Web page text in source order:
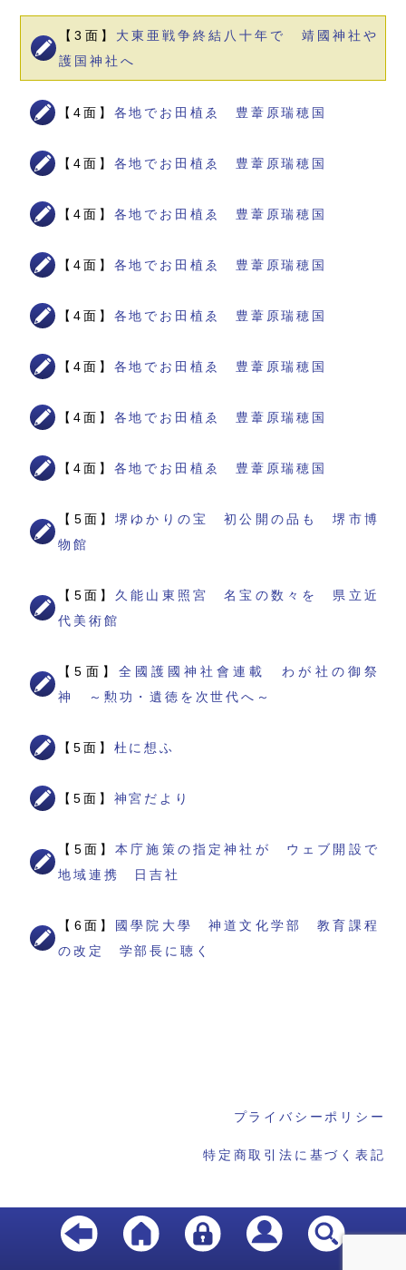
【3面】 大東亜戦争終結八十年で 靖國神社や
護国神社へ
【4面】 各地でお田植ゑ 豊葦原瑞穂国
【4面】 各地でお田植ゑ 豊葦原瑞穂国
【4面】 各地でお田植ゑ 豊葦原瑞穂国
【4面】 各地でお田植ゑ 豊葦原瑞穂国
【4面】 各地でお田植ゑ 豊葦原瑞穂国
【4面】 各地でお田植ゑ 豊葦原瑞穂国
【4面】 各地でお田植ゑ 豊葦原瑞穂国
【4面】 各地でお田植ゑ 豊葦原瑞穂国
【5面】堺ゆかりの宝 初公開の品も 堺市博
物館
【5面】 久能山東照宮 名宝の数々を 県立近
代美術館
【5面】 全國護國神社會連載 わが社の御祭
神 ～勲功・遺徳を次世代へ～
【5面】 杜に想ふ
【5面】 神宮だより
【5面】本庁施策の指定神社が ウェブ開設で
地域連携 日吉社
【6面】
國學院大學 神道文化学部 教育課程
の改定 学部長に聴く
プライバシーポリシー
特定商取引法に基づく表記